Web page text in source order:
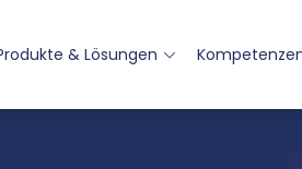
& Lösungen